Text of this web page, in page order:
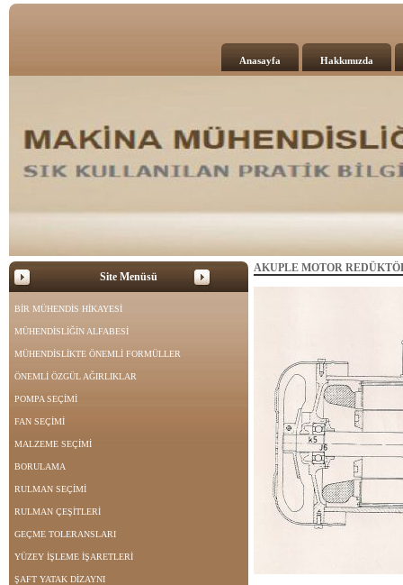
Anasayfa Hakkımızda
Site Menüsü
BİR MÜHENDİS HİKAYESİ
MÜHENDİSLİĞİN ALFABESİ
MÜHENDİSLİKTE ÖNEMLİ FORMÜLLER
ÖNEMLİ ÖZGÜL AĞIRLIKLAR
POMPA SEÇİMİ
FAN SEÇİMİ
MALZEME SEÇİMİ
BORULAMA
RULMAN SEÇİMİ
RULMAN ÇEŞİTLERİ
GEÇME TOLERANSLARI
YÜZEY İŞLEME İŞARETLERİ
ŞAFT YATAK DİZAYNI
AKUPLE MOTOR